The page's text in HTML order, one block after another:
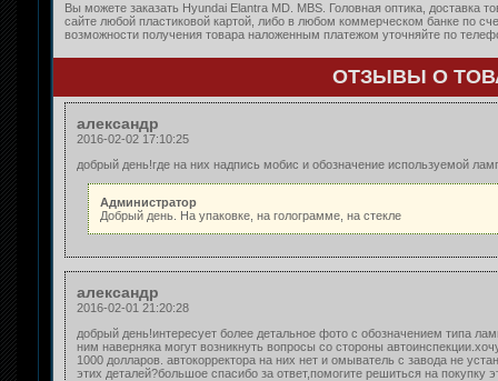
Вы можете заказать Hyundai Elantra MD. MBS. Головная оптика, доставка
сайте любой пластиковой картой, либо в любом коммерческом банке по
возможности получения товара наложенным платежом уточняйте по
ОТЗЫВЫ О
александр
2016-02-02 17:10:25
добрый день!где на них надпись мобис и обозначение используемой
Администратор
Добрый день. На упаковке, на голограмме, на стекле
александр
2016-02-01 21:20:28
добрый день!интересует более детальное фото с обозначением типа
ним наверняка могут возникнуть вопросы со стороны
1000 долларов. автокорректора на них нет и омыватель с завода не
этих деталей?большое спасибо за ответ,помогите решиться на покупку